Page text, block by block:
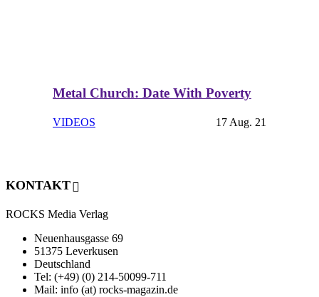
Metal Church: Date With Poverty
VIDEOS 17 Aug. 21
KONTAKT
ROCKS Media Verlag
Neuenhausgasse 69
51375 Leverkusen
Deutschland
Tel: (+49) (0) 214-50099-711
Mail: info (at) rocks-magazin.de